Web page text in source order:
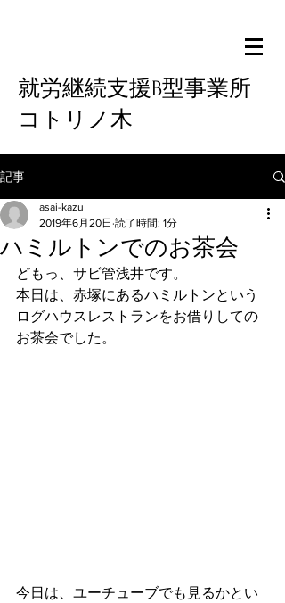
就労継続支援B型事業所
コトリノ木
記事
ハミルトンでのお茶会
asai-kazu
2019年6月20日 読了時間: 1分
どもっ、サビ管浅井です。
本日は、赤塚にあるハミルトンという
ログハウスレストランをお借りしての
お茶会でした。
今日は、ユーチューブでも見るかとい